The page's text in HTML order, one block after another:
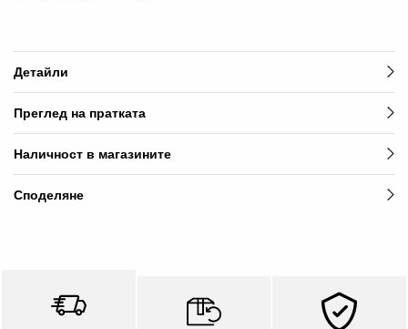
€
Детайли
Преглед на пратката
Наличност в магазините
Споделяне